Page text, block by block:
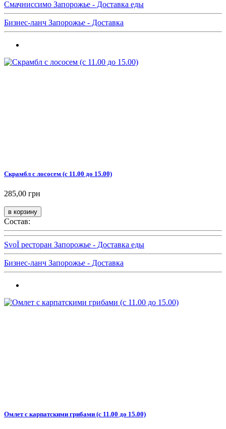
Смачниссимо Запорожье - Доставка еды
Бизнес-ланч Запорожье - Доставка
Скрамбл с лососем (с 11.00 до 15.00)
285,00 грн
Состав:
SvoЇ ресторан Запорожье - Доставка еды
Бизнес-ланч Запорожье - Доставка
Омлет с карпатскими грибами (с 11.00 до 15.00)